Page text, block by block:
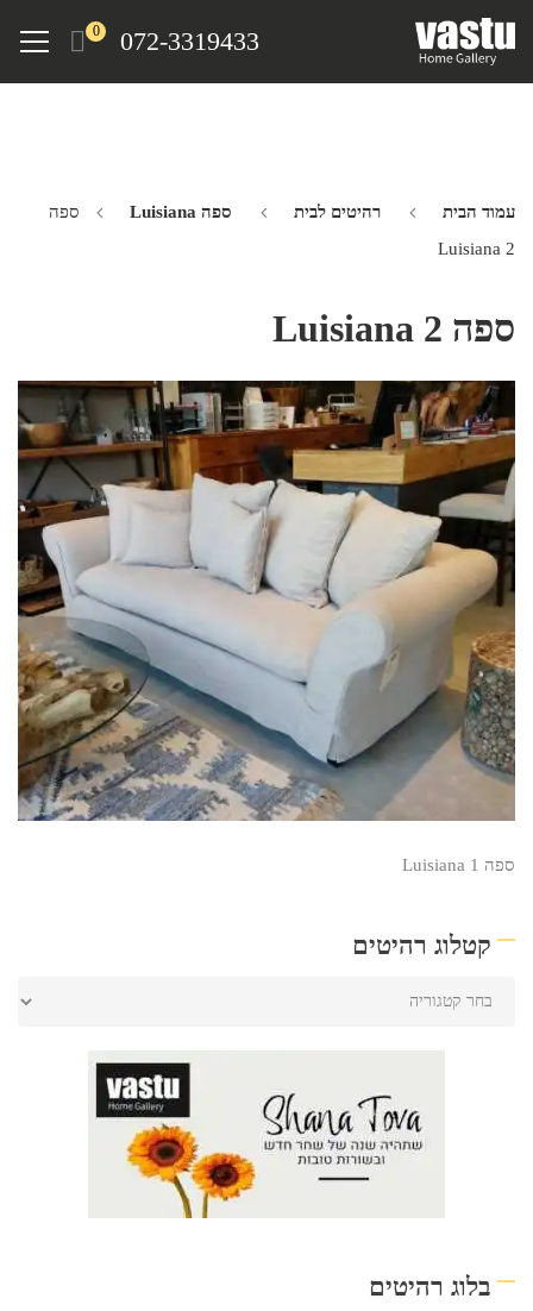
072-3319433
0
Menu
עמוד הבית רהיטים לבית ספה Luisiana
ספה
Luisiana 2
ספה Luisiana 2
ספה Luisiana 1
קטלוג רהיטים
בלוג רהיטים